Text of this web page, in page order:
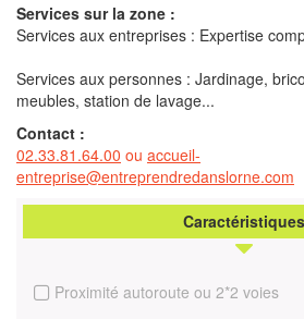
Services sur la zone :
Services aux entreprises : Expertise
Services aux personnes : Jardinage,
meubles, station de lavage...
Contact :
02.33.81.64.00 ou accueil-
entreprise@entreprendredanslorne.com
Caractéristiques
Proximité autoroute ou 2*2 voies